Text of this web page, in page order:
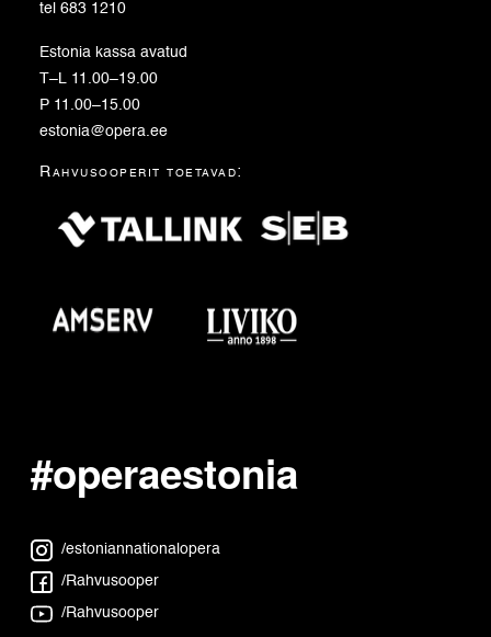
#operaestonia
/estoniannationalopera
/Rahvusooper
/Rahvusooper
tel 683 1210
Estonia kassa avatud
T–L 11.00–19.00
P 11.00–15.00
estonia@opera.ee
Rahvusooperit toetavad: